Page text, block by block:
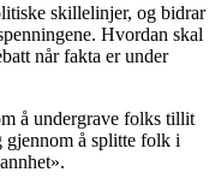
skillelinjer, og bidrar
Hvordan skal
når fakta er under
å undergrave folks tillit
gjennom å splitte folk i